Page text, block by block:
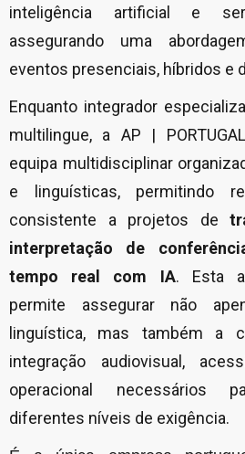
inteligência artificial e
assegurando uma
eventos presenciais, híbridos e
Enquanto integrador
multilingue, a AP |
equipa multidisciplinar
e linguísticas, permitindo
consistente a projetos de
interpretação de
tempo real com IA. Esta
permite assegurar não
linguística, mas também a
integração audiovisual,
operacional necessários
diferentes níveis de exigência.